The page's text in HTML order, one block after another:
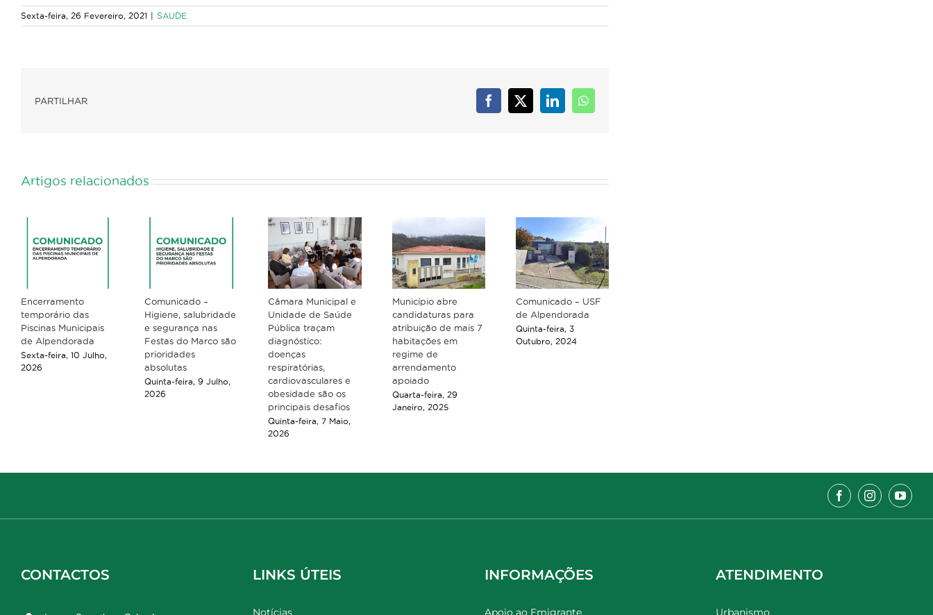
Sexta-feira, 26 Fevereiro, 2021 SAUDE
PARTILHAR Facebook
X LinkedInWhatsApp
Artigos relacionados
Encerramento
temporário das
Piscinas Municipais
de Alpendorada
Sexta-feira, 10 Julho,
2026
Comunicado –
Higiene, salubridade
e segurança nas
Festas do Marco são
prioridades
absolutas
Quinta-feira, 9 Julho,
2026
Câmara Municipal e
Unidade de Saúde
Pública traçam
diagnóstico:
doenças
respiratórias,
cardiovasculares e
obesidade são os
principais desafios
Quinta-feira, 7 Maio,
2026
Município abre
candidaturas para
atribuição de mais 7
habitações em
regime de
arrendamento
apoiado
Quarta-feira, 29
Janeiro, 2025
Comunicado – USF
de Alpendorada
Quinta-feira, 3
Outubro, 2024
CONTACTOS LINKS ÚTEIS
Notícias
INFORMAÇÕES
Apoio ao Emigrante
ATENDIMENTO
Urbanismo